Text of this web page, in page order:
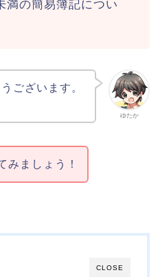
満の簡易簿記につい
ゆたか
ございます。
みましょう！
CLOSE